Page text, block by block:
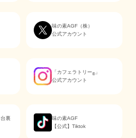
味の素AGF（株）
公式アカウント
「カフェラトリー® 」
公式アカウント
裏
味の素AGF
【公式】Tiktok